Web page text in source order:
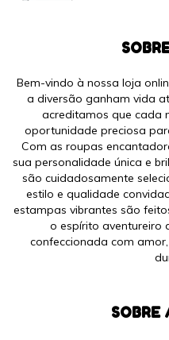
Bem-vindo à nossa loja
a diversão ganham vida
acreditamos que cada
oportunidade preciosa
Com as roupas
sua personalidade única e
são cuidadosamente
estilo e qualidade
estampas vibrantes são
o espírito aventureiro
confeccionada com
SOBRE